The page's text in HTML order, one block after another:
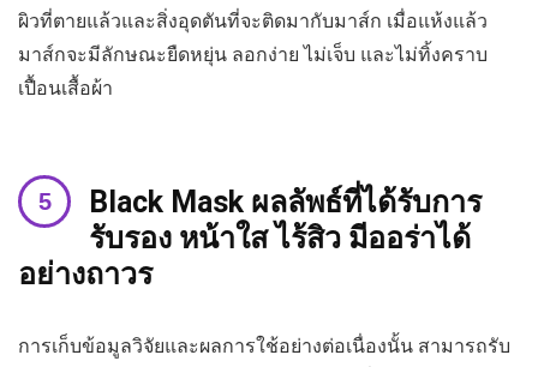
ผิวที่ตายแล้วและสิ่งอุดตันที่จะติดมากับมาส์ก เมื่อแห้งแล้ว
มาส์กจะมีลักษณะยืดหยุ่น ลอกง่าย ไม่เจ็บ และไม่ทิ้งคราบ
เปื้อนเสื้อผ้า
Black Mask ผลลัพธ์ที่ได้รับการ
รับรอง หน้าใส ไร้สิว มีออร่าได้
อย่างถาวร
การเก็บข้อมูลวิจัยและผลการใช้อย่างต่อเนื่องนั้น สามารถรับ